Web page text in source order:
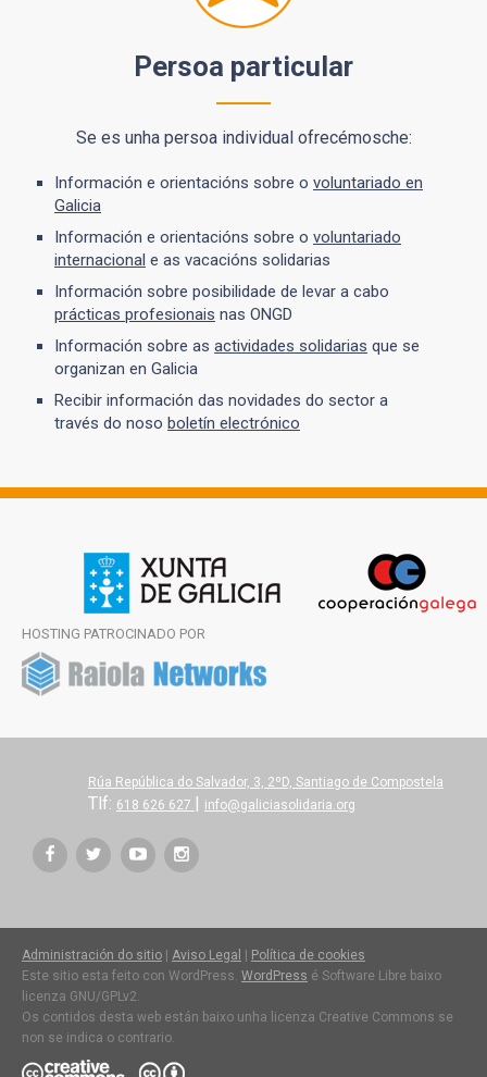
Persoa particular
Se es unha persoa individual ofrecémosche:
Información e orientacións sobre o voluntariado en
Galicia
Información e orientacións sobre o voluntariado
internacional e as vacacións solidarias
Información sobre posibilidade de levar a cabo
prácticas profesionais nas ONGD
Información sobre as actividades solidarias que se
organizan en Galicia
Recibir información das novidades do sector a
través do noso boletín electrónico
HOSTING PATROCINADO POR
Rúa República do Salvador, 3, 2ºD, Santiago de Compostela
Tlf: 618 626 627 | info@galiciasolidaria.org
Administración do sitio | Aviso Legal | Política de cookies
Este sitio esta feito con WordPress. WordPress é Software Libre baixo
licenza GNU/GPLv2.
Os contidos desta web están baixo unha licenza Creative Commons se
non se indica o contrario.